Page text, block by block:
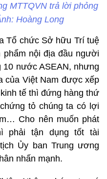
MTTQVN trả lời phỏng
Hoàng Long
Tổ chức Sở hữu Trí tuệ
phẩm nội địa đầu người
nước ASEAN, nhưng
của Việt Nam được xếp
tế thì đứng hàng thứ
tỏ chúng ta có lợi
Cho nên muốn phát
phải tận dụng tốt tài
Ủy ban Trung ương
nhấn mạnh.